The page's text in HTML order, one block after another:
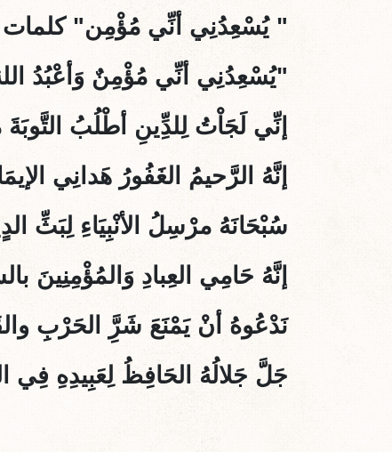
"يُسْعِدُنِي أنِّي مُؤْمِن" كلمات
"يُسْعِدُنِي أنِّي مُؤْمِنٌ وَأعْبُدُ اللهَ
إنِّي لَجَاْتُ لِلدِِّينِ أطْلُبُ التَّوبَةَ
إنَّهُ الرَّحيمُ الغَفُورُ هَدانِي
سُبْحَانَهُ مرْسِلُ الأنْبِيَاءِ لِبَثِّ
إنَّهُ حَامِي العِبادِ وَالمُؤْمِنِينَ
نَدْعُوهُ أنْ يَمْنَعَ شَرَِّ الحَرْبِ
جَلَّ جَلالُهُ الحَافِظُ لِعَبِيدِهِ فِي